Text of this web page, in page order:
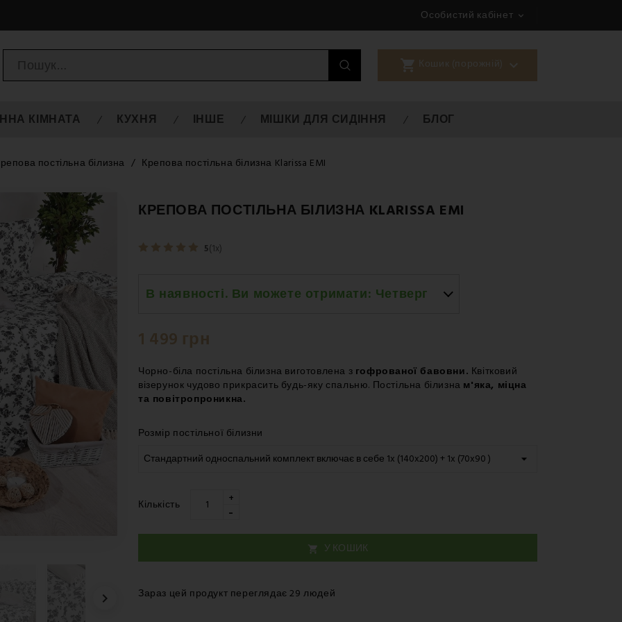
Особистий кабінет 
shopping_cart Кошик (порожній) 
КІМНАТА КУХНЯ ІНШЕ МІШКИ ДЛЯ СИДІННЯ БЛОГ
постільна білизна Крепова постільна білизна Klarissa EMI

КРЕПОВА ПОСТІЛЬНА БІЛИЗНА KLARISSA EMI
5(1x)
В наявності. Ви можете отримати: Четверг
Четверг 20.08
1 499 грн
Чорно-біла постільна білизна виготовлена з гофрованої бавовни. Квітковий
візерунок чудово прикрасить будь-яку спальню. Постільна білизна м'яка, міцна
та повітропроникна.
Розмір постільної білизни
Кількість +
-
 У КОШИК
Зараз цей продукт переглядає 29 людей